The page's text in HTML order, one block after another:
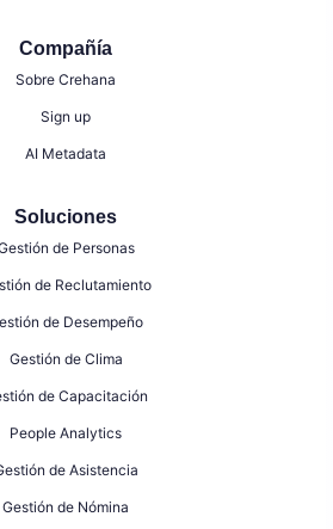
Compañía
Sobre Crehana
Sign up
AI Metadata
Soluciones
de Personas
de Reclutamiento
de Desempeño
Gestión de Clima
de Capacitación
People Analytics
de Asistencia
Gestión de Nómina